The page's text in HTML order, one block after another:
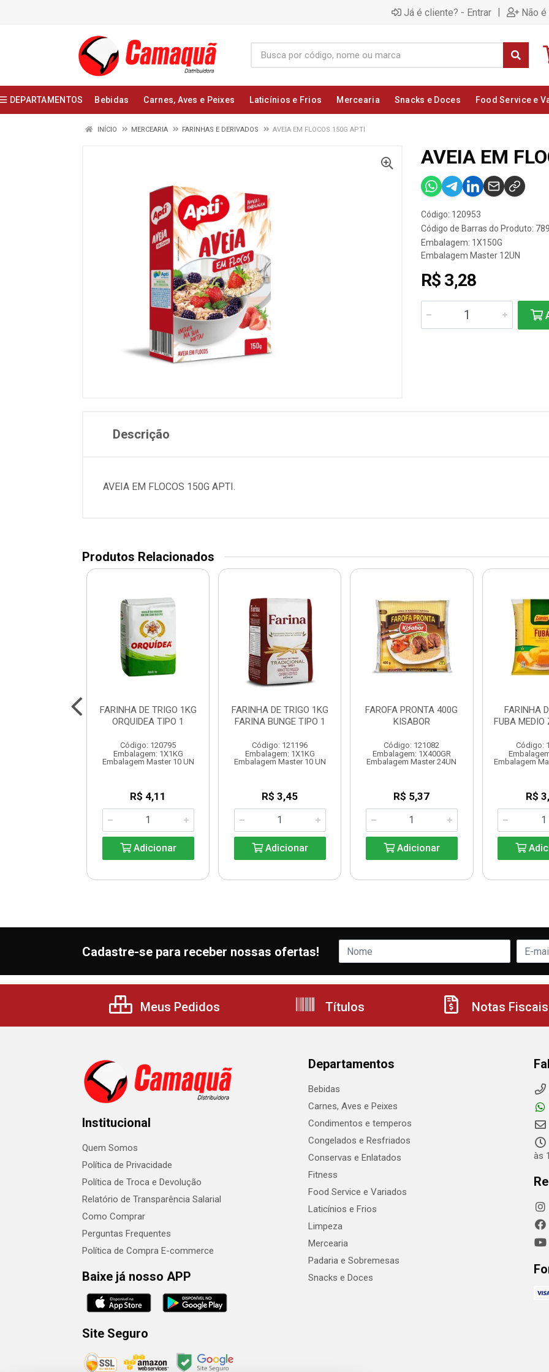
Já é cliente? - Entrar | Não
DEPARTAMENTOS Bebidas Carnes, Aves e Peixes Laticínios e Frios Mercearia Snacks e Doces Food Service e
INÍCIO MERCEARIA FARINHAS E DERIVADOS AVEIA EM FLOCOS 150G APTI
AVEIA EM
Código: 120953
Código de Barras do Produto:
Embalagem: 1X150G
Embalagem Master 12UN
R$ 3,28
Descrição
AVEIA EM FLOCOS 150G APTI.
Produtos Relacionados
FARINHA DE TRIGO 1KG
ORQUIDEA TIPO 1
Código: 120795
Embalagem: 1X1KG
Embalagem Master 10 UN
R$ 4,11
Adicionar
FARINHA DE TRIGO 1KG
FARINA BUNGE TIPO 1
Código: 121196
Embalagem: 1X1KG
Embalagem Master 10 UN
R$ 3,45
Adicionar
FAROFA PRONTA 400G
KISABOR
Código: 121082
Embalagem: 1X400GR
Embalagem Master 24UN
R$ 5,37
Adicionar
FARINHA
FUBA MEDIO
Código:
Embalagem
R$
Cadastre-se para receber nossas ofertas!
Meus Pedidos Títulos Notas Fiscais
Institucional
Quem Somos
Política de Privacidade
Política de Troca e Devolução
Relatório de Transparência Salarial
Como Comprar
Perguntas Frequentes
Política de Compra E-commerce
Baixe já nosso APP
Site Seguro
Departamentos
Bebidas
Carnes, Aves e Peixes
Condimentos e temperos
Congelados e Resfriados
Conservas e Enlatados
Fitness
Food Service e Variados
Laticínios e Frios
Limpeza
Mercearia
Padaria e Sobremesas
Snacks e Doces
às